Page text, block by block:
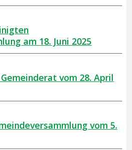
am 18. Juni 2025
vom 28. April
vom 5.